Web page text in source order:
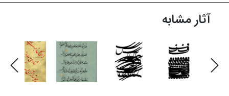
آثار مشابه